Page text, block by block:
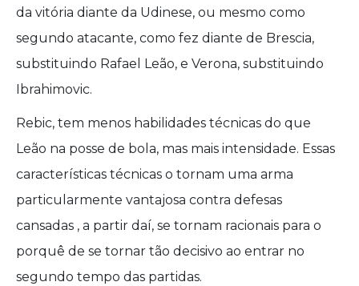
da vitória diante da Udinese, ou mesmo como
segundo atacante, como fez diante de Brescia,
substituindo Rafael Leão, e Verona, substituindo
Ibrahimovic.
Rebic, tem menos habilidades técnicas do que
Leão na posse de bola, mas mais intensidade. Essas
características técnicas o tornam uma arma
particularmente vantajosa contra defesas
cansadas , a partir daí, se tornam racionais para o
porquê de se tornar tão decisivo ao entrar no
segundo tempo das partidas.